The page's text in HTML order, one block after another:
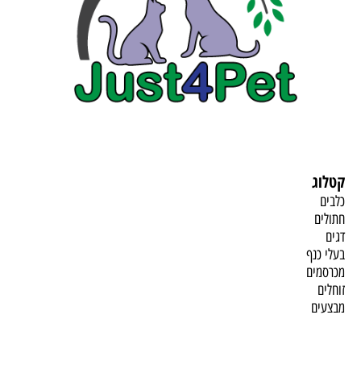
קטלוג
כלבים
חתולים
דגים
בעלי כנף
מכרסמים
זוחלים
מבצעים